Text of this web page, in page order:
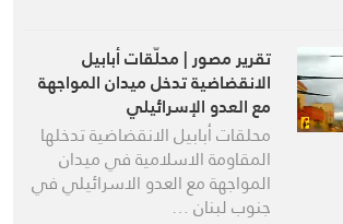
تقرير مصور | محلّقات أبابيل
الانقضاضية تدخل ميدان المواجهة
مع العدو الإسرائيلي
محلقات أبابيل الانقضاضية تدخلها
المقاومة الاسلامية في ميدان
المواجهة مع العدو الاسرائيلي في
جنوب لبنان …